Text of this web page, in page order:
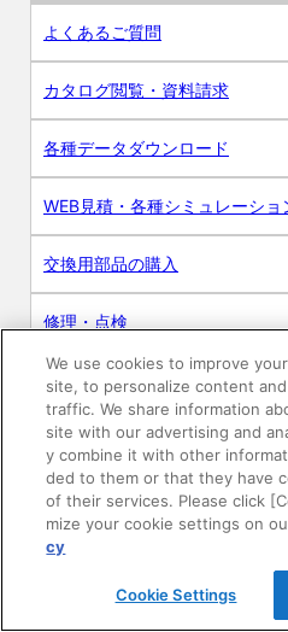
よくあるご質問
カタログ閲覧・資料請求
各種データダウンロード
WEB見積・各種シミュレーショ
交換用部品の購入
修理・点検
お問い合わせ
ログイン
建築・設計関係者様向けサイト
ユーザー登録サービス
WEB見積システム
We use cookies to improve
site, to personalize content
traffic. We share information
site with our advertising and
y combine it with other
ded to them or that they have
of their services. Please click
mize your cookie settings on
cy
Cookie Settings